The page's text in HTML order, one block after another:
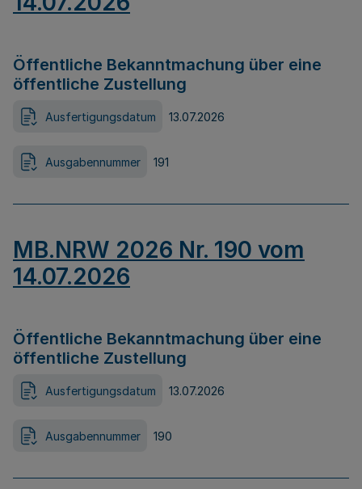
Öffentliche Bekanntmachung über eine
öffentliche Zustellung
Ausfertigungsdatum 13.07.2026
Ausgabennummer 191
MB.NRW 2026 Nr. 190 vom
14.07.2026
Öffentliche Bekanntmachung über eine
öffentliche Zustellung
Ausfertigungsdatum 13.07.2026
Ausgabennummer 190